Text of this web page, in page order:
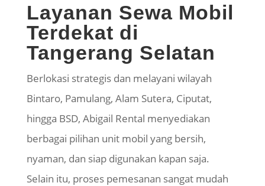
Layanan Sewa Mobil
Terdekat di
Tangerang Selatan
Berlokasi strategis dan melayani wilayah
Bintaro, Pamulang, Alam Sutera, Ciputat,
hingga BSD, Abigail Rental menyediakan
berbagai pilihan unit mobil yang bersih,
nyaman, dan siap digunakan kapan saja.
Selain itu, proses pemesanan sangat mudah